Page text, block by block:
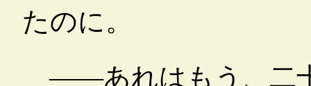
たのに。
――あれはもう、二